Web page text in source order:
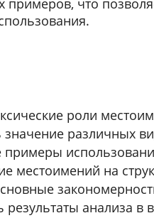
примеров, что
роли
значение различных
местоимений на
результаты анализа